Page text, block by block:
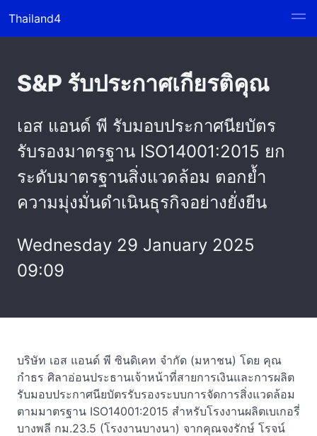
Thailand4
S&P รับประกาศเกียรติคุณ
เอส แอนด์ พี รับมอบประกาศนียบัตร
รับรองมาตรฐาน ISO14001:2015 ยก
ระดับมาตรฐานสิ่งแวดล้อม ตอกย้ำ
ความมุ่งมั่นดำเนินธุรกิจอย่างยั่งยืน
Wednesday 29 January 2025
09:09
บริษัท เอส แอนด์ พี ซินดิเคท จำกัด (มหาชน) โดย คุณ
กำธร ศิลาอ่อนประธานเจ้าหน้าที่สายการเงินและการผลิต
รับมอบประกาศนียบัตรรับรองระบบการจัดการสิ่งแวดล้อม
ตามมาตรฐาน ISO14001:2015 สำหรับโรงงานผลิตเบเกอรี่
บางพลี กม.23.5 (โรงงานบางนา) จากคุณจงรักษ์ โรจน์